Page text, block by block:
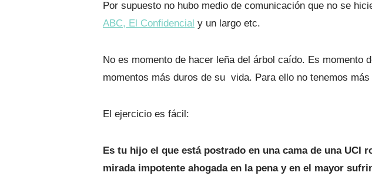
Por supuesto no hubo medio de comunicación que no se
ABC, El Confidencial y un largo etc.
No es momento de hacer leña del árbol caído. Es momento
momentos más duros de su vida. Para ello no tenemos
El ejercicio es fácil:
Es tu hijo el que está postrado en una cama de una UCI
mirada impotente ahogada en la pena y en el mayor